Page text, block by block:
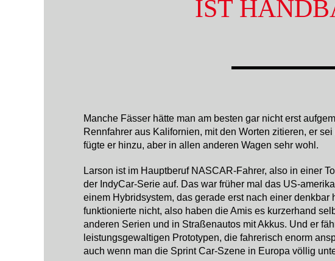
IST
Manche Fässer hätte man am besten gar nicht erst
Rennfahrer aus Kalifornien, mit den Worten zitieren, er
fügte er hinzu, aber in allen anderen Wagen sehr wohl.
Larson ist im Hauptberuf NASCAR-Fahrer, also in einer
der IndyCar-Serie auf. Das war früher mal das US-
einem Hybridsystem, das gerade erst nach einer
funktionierte nicht, also haben die Amis es kurzerhand
anderen Serien und in Straßenautos mit Akkus. Und er
leistungsgewaltigen Prototypen, die fahrerisch enorm
auch wenn man die Sprint Car-Szene in Europa völlig